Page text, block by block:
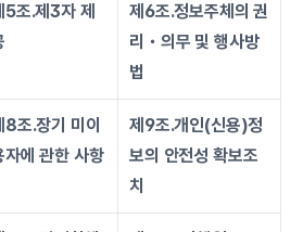
5조.제3자 제
제6조.정보주체의 권
리・의무 및 행사방
법
8조.장기 미이
자에 관한 사항
제9조.개인(신용)정
보의 안전성 확보조
치